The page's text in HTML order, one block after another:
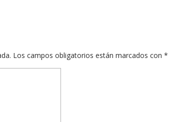
Los campos obligatorios están marcados con *